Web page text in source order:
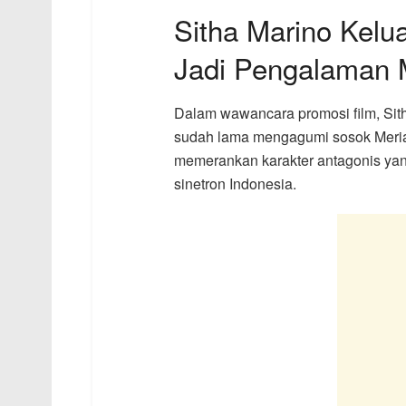
Sitha Marino
Jadi Pengalaman
Dalam wawancara promosi film,
sudah lama mengagumi sosok
memerankan karakter antagonis
sinetron Indonesia.